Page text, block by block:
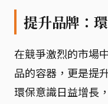
提升品牌：
在競爭激烈的市場
品的容器，更是提
環保意識日益增長